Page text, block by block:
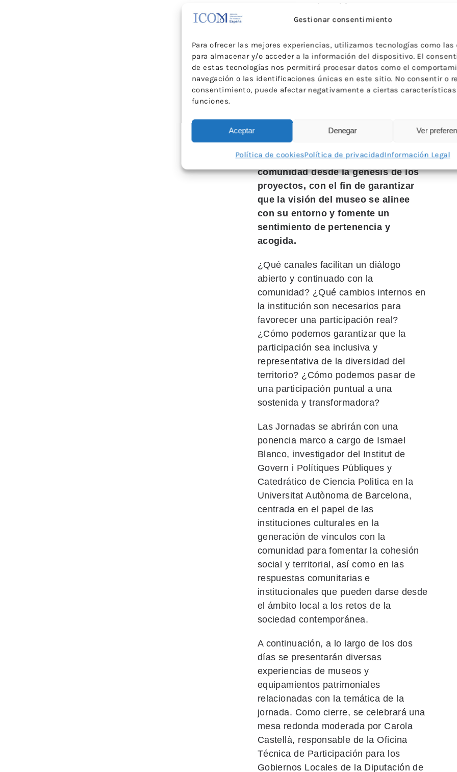
Gestionar consentimiento
Para ofrecer las mejores experiencias, utilizamos tecnologías como las
para almacenar y/o acceder a la información del dispositivo. El
de estas tecnologías nos permitirá procesar datos como el
navegación o las identificaciones únicas en este sitio. No consentir o
consentimiento, puede afectar negativamente a ciertas
funciones.
Aceptar Denegar Ver
Política de cookiesPolítica de privacidadInformación Legal
cultural, en el cual los museos
redefinen y buscan consolidar su
participación se erige como un
elemento imprescindible para
construir espacios significativos
para la comunidad. El paradigma del
cocreación, la inclusión y la
sostenibilidad. Se trata de una
tendencia que se refuerza cada vez
más, orientada a implicar a la
comunidad desde la génesis de los
proyectos, con el fin de garantizar
que la visión del museo se alinee
con su entorno y fomente un
sentimiento de pertenencia y
acogida.
¿Qué canales facilitan un diálogo
abierto y continuado con la
comunidad? ¿Qué cambios internos en
la institución son necesarios para
favorecer una participación real?
¿Cómo podemos garantizar que la
participación sea inclusiva y
representativa de la diversidad del
territorio? ¿Cómo podemos pasar de
una participación puntual a una
sostenida y transformadora?
Las Jornadas se abrirán con una
ponencia marco a cargo de Ismael
Blanco, investigador del Institut de
Govern i Polítiques Públiques y
Catedrático de Ciencia Politica en la
Universitat Autònoma de Barcelona,
centrada en el papel de las
instituciones culturales en la
generación de vínculos con la
comunidad para fomentar la cohesión
social y territorial, así como en las
respuestas comunitarias e
institucionales que pueden darse desde
el ámbito local a los retos de la
sociedad contemporánea.
A continuación, a lo largo de los dos
días se presentarán diversas
experiencias de museos y
equipamientos patrimoniales
relacionadas con la temática de la
jornada. Como cierre, se celebrará una
mesa redonda moderada por Carola
Castellà, responsable de la Oficina
Técnica de Participación para los
Gobiernos Locales de la Diputación de